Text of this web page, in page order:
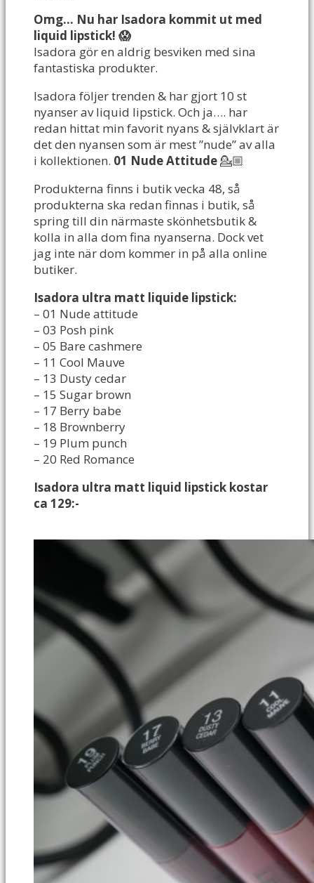
Omg… Nu har Isadora kommit ut med
liquid lipstick! 😱
Isadora gör en aldrig besviken med sina
fantastiska produkter.
Isadora följer trenden & har gjort 10 st
nyanser av liquid lipstick. Och ja…. har
redan hittat min favorit nyans & självklart är
det den nyansen som är mest ”nude” av alla
i kollektionen. 01 Nude Attitude💁🏼
Produkterna finns i butik vecka 48, så
produkterna ska redan finnas i butik, så
spring till din närmaste skönhetsbutik &
kolla in alla dom fina nyanserna. Dock vet
jag inte när dom kommer in på alla online
butiker.
Isadora ultra matt liquide lipstick:
– 01 Nude attitude
– 03 Posh pink
– 05 Bare cashmere
– 11 Cool Mauve
– 13 Dusty cedar
– 15 Sugar brown
– 17 Berry babe
– 18 Brownberry
– 19 Plum punch
– 20 Red Romance
Isadora ultra matt liquid lipstick kostar
ca 129:-